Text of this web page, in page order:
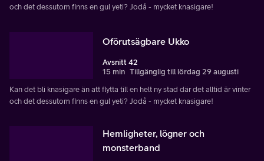
och det dessutom finns en gul yeti? Jodå - mycket knasigare!
Oförutsägbare Ukko
Avsnitt 42
15 min Tillgänglig till lördag 29 augusti
Kan det bli knasigare än att flytta till en helt ny stad där det alltid är vinter
och det dessutom finns en gul yeti? Jodå - mycket knasigare!
Hemligheter, lögner och
monsterband